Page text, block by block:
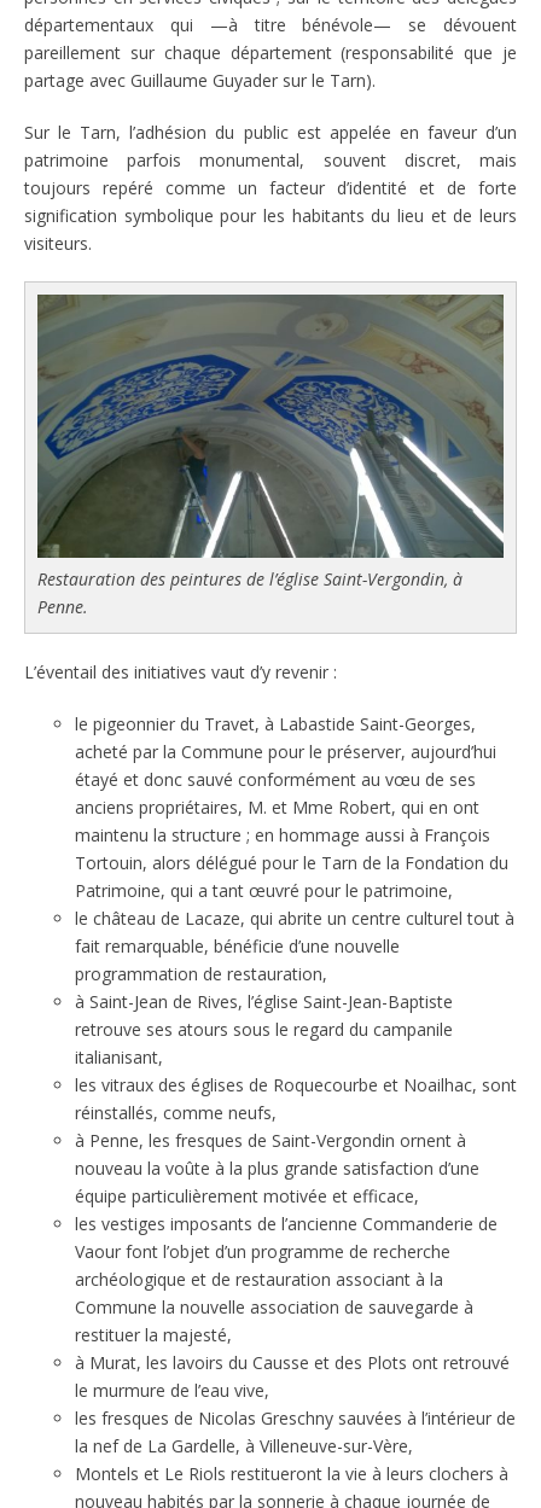
départementaux qui —à titre bénévole— se dévouent
pareillement sur chaque département (responsabilité que je
partage avec Guillaume Guyader sur le Tarn).
Sur le Tarn, l’adhésion du public est appelée en faveur d’un
patrimoine parfois monumental, souvent discret, mais
toujours repéré comme un facteur d’identité et de forte
signification symbolique pour les habitants du lieu et de leurs
visiteurs.
Restauration des peintures de l’église Saint-Vergondin, à
Penne.
L’éventail des initiatives vaut d’y revenir :
le pigeonnier du Travet, à Labastide Saint-Georges,
acheté par la Commune pour le préserver, aujourd’hui
étayé et donc sauvé conformément au vœu de ses
anciens propriétaires, M. et Mme Robert, qui en ont
maintenu la structure ; en hommage aussi à François
Tortouin, alors délégué pour le Tarn de la Fondation du
Patrimoine, qui a tant œuvré pour le patrimoine,
le château de Lacaze, qui abrite un centre culturel tout à
fait remarquable, bénéficie d’une nouvelle
programmation de restauration,
à Saint-Jean de Rives, l’église Saint-Jean-Baptiste
retrouve ses atours sous le regard du campanile
italianisant,
les vitraux des églises de Roquecourbe et Noailhac, sont
réinstallés, comme neufs,
à Penne, les fresques de Saint-Vergondin ornent à
nouveau la voûte à la plus grande satisfaction d’une
équipe particulièrement motivée et efficace,
les vestiges imposants de l’ancienne Commanderie de
Vaour font l’objet d’un programme de recherche
archéologique et de restauration associant à la
Commune la nouvelle association de sauvegarde à
restituer la majesté,
à Murat, les lavoirs du Causse et des Plots ont retrouvé
le murmure de l’eau vive,
les fresques de Nicolas Greschny sauvées à l’intérieur de
la nef de La Gardelle, à Villeneuve-sur-Vère,
Montels et Le Riols restitueront la vie à leurs clochers à
nouveau habités par la sonnerie à chaque journée de